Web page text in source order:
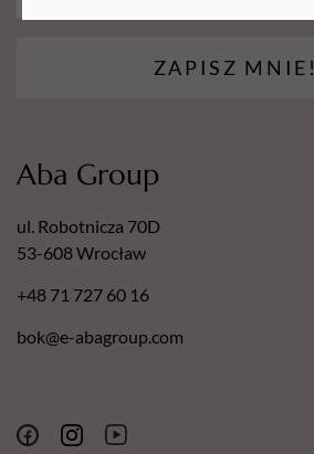
ZAPISZ MNIE!
Aba Group
ul. Robotnicza 70D
53-608 Wrocław
+48 71 727 60 16
bok@e-abagroup.com